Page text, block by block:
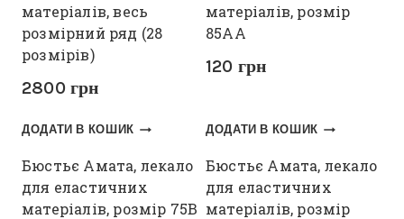
матеріалів, весь
розмірний ряд (28
розмірів)
2800 грн
ДОДАТИ В КОШИК
матеріалів, розмір
85АА
120 грн
ДОДАТИ В КОШИК
Бюстьє Амата, лекало
для еластичних
матеріалів, розмір 75В
Бюстьє Амата, лекало
для еластичних
матеріалів, розмір